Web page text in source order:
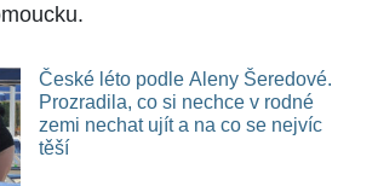
České léto podle Aleny Šeredové.
Prozradila, co si nechce v rodné
zemi nechat ujít a na co se nejvíc
těší